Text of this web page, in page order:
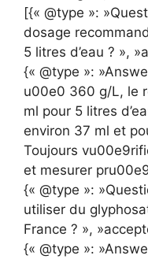
[{« @type »:
dosage
5 litres d’eau ? »,
{« @type »:
u00e0 360 g/L, le
ml pour 5 litres
environ 37 ml et
Toujours
et mesurer
{« @type »:
utiliser du
France ? »,
{« @type »: